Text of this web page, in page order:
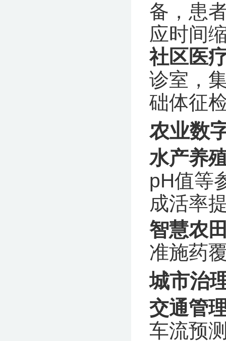
备，患
应时间
社区医
诊室，
础体征
农业数
水产养
pH值等
成活率
智慧农
准施药
城市治
交通管
车流预